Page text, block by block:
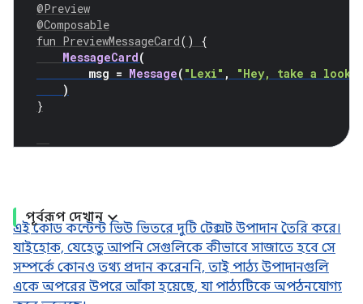
@Preview
@Composable
fun PreviewMessageCard()
{
MessageCard(
msg = Message( "Lexi" ,
"Hey, take a look
)
}
পূর্বরূপ দেখান
এই কোড কন্টেন্ট ভিউ ভিতরে দুটি টেক্সট উপাদান তৈরি করে।
যাইহোক, যেহেতু আপনি সেগুলিকে কীভাবে সাজাতে হবে সে
সম্পর্কে কোনও তথ্য প্রদান করেননি, তাই পাঠ্য উপাদানগুলি
একে অপরের উপরে আঁকা হয়েছে, যা পাঠ্যটিকে অপঠনযোগ্য